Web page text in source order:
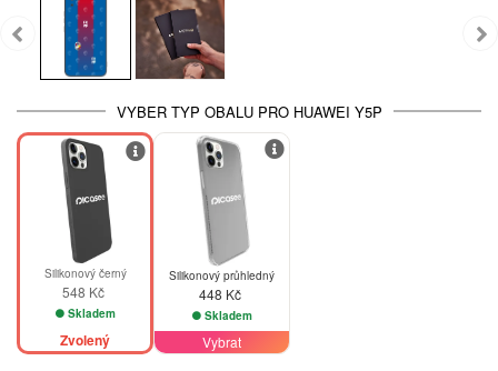
VYBER TYP OBALU PRO HUAWEI Y5P
Silikonový černý
548 Kč
Skladem
Zvolený
Silikonový průhledný
448 Kč
Skladem
Vybrat